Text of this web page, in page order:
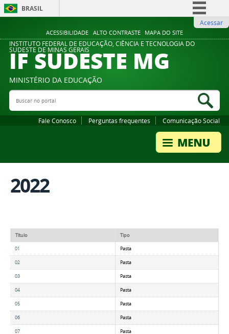
ACESSIBILIDADE ALTO CONTRASTE MAPA DO SITE
BRASIL
Comunica BR
Participe
Legislação
Acessar
INSTITUTO FEDERAL DE EDUCAÇÃO, CIÊNCIA E TECNOLOGIA DO
SUDESTE DE MINAS GERAIS
IF SUDESTE MG
MINISTÉRIO DA EDUCAÇÃO
Buscar no portal
Fale Conosco Perguntas frequentes Comunicação Social
2022
Título Tipo
01 Pasta
02 Pasta
03 Pasta
04 Pasta
05 Pasta
06 Pasta
07 Pasta